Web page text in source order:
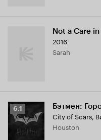
Not a Care
2016
Sarah
Рейтинг
Кинопоиска
6.1
6.1 Бэтмен:
City of Scars,
Houston